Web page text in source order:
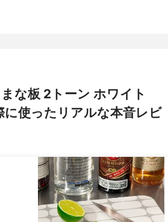
な板 2トーン ホワイト
使ったリアルな本音レビ